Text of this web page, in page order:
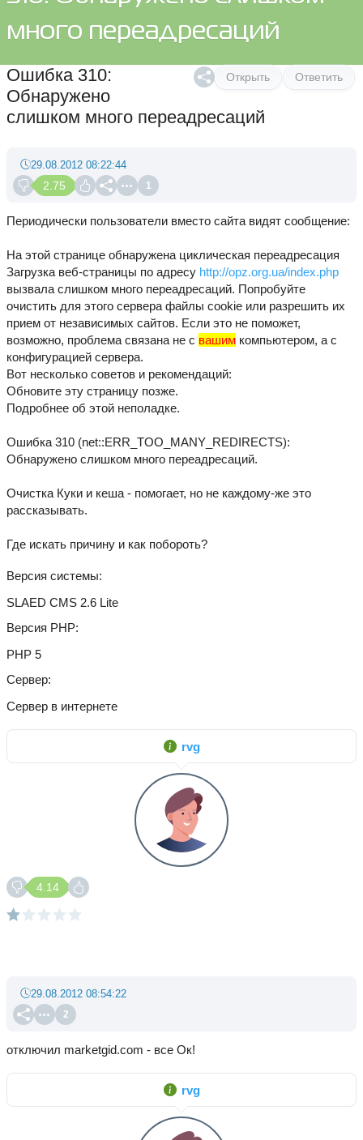
много переадресаций
Открыть Ответить
Ошибка 310:
Обнаружено
слишком много переадресаций
2.75 1
29.08.2012 08:22:44
Периодически пользователи вместо сайта видят сообщение:
На этой странице обнаружена циклическая переадресация
Загрузка веб-страницы по адресу http://opz.org.ua/index.php
вызвала слишком много переадресаций. Попробуйте
очистить для этого сервера файлы cookie или разрешить их
прием от независимых сайтов. Если это не поможет,
возможно, проблема связана не с вашим компьютером, а с
конфигурацией сервера.
Вот несколько советов и рекомендаций:
Обновите эту страницу позже.
Подробнее об этой неполадке.
Ошибка 310 (net::ERR_TOO_MANY_REDIRECTS):
Обнаружено слишком много переадресаций.
Очистка Куки и кеша - помогает, но не каждому-же это
рассказывать.
Где искать причину и как побороть?
Версия системы
SLAED CMS 2.6 Lite
Версия PHP
PHP 5
Сервер
Сервер в интернете
rvg
4.14
2
29.08.2012 08:54:22
отключил marketgid.com - все Ок!
rvg